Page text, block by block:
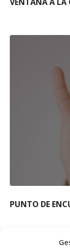
PUNTO DE